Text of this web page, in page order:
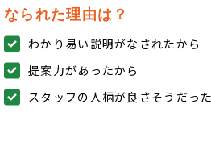
なられた理由は？
わかり易い説明がなされたから
提案力があったから
スタッフの人柄が良さそうだっ